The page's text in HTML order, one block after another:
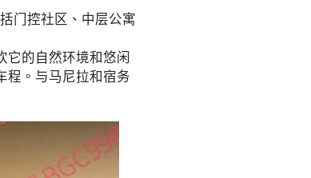
门控社区、中层公寓
的自然环境和悠闲
程。与马尼拉和宿务